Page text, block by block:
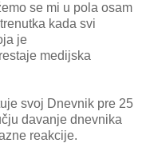
se mi u pola osam
kada svi
je
medijska
svoj Dnevnik pre 25
davanje dnevnika
reakcije.